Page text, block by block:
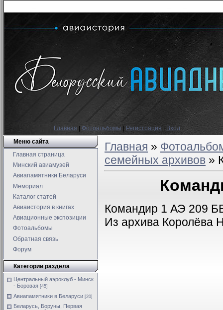
Главная Фотоальбомы Регистрация | Вход
Меню сайта
Главная страница
Минский авиамузей
Авиапамятники Беларуси
Мемориал
Каталог статей
Авиаистория в книгах
Авиационные экспозиции
Фотоальбомы
Обратная связь
Форум
Категории раздела
Центральный аэроклуб - Минск
- Боровая [45]
Авиапамятники в Беларуси [20]
Беларусь, Боруны, Первая
Главная»
семейных архивов»
Командир 1 АЭ 209
Из архива Королёва